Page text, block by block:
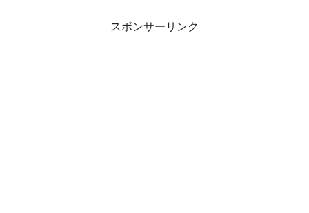
販売...
スポンサーリンク